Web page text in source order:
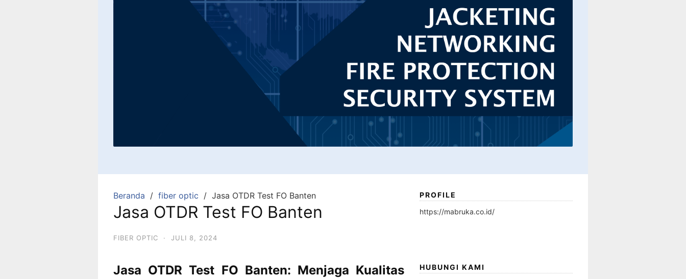
Beranda fiber optic Jasa OTDR Test FO Banten
Jasa OTDR Test FO Banten
FIBER OPTIC · JULI 8, 2024
Jasa OTDR Test FO Banten: Menjaga Kualitas
PROFILE
https://mabruka.co.id/
HUBUNGI KAMI